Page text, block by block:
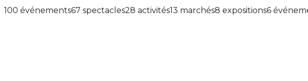
100 événements67 spectacles28 activités13 marchés8 expositions6